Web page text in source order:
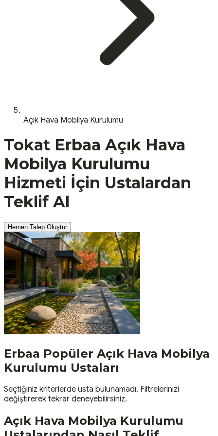
Açık Hava Mobilya Kurulumu
Tokat Erbaa Açık Hava
Mobilya Kurulumu
Hizmeti İçin Ustalardan
Teklif Al
Hemen Talep Oluştur
Erbaa Popüler Açık Hava Mobilya
Kurulumu Ustaları
Seçtiğiniz kriterlerde usta bulunamadı. Filtrelerinizi
değiştirerek tekrar deneyebilirsiniz.
Açık Hava Mobilya Kurulumu